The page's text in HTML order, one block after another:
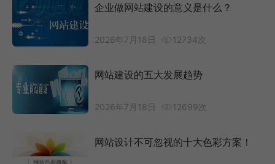
企业做网站建设的意义是什么？
2026年7月18日 12734次
网站建设的五大发展趋势
2026年7月18日 12699次
网站设计不可忽视的十大色彩方案！